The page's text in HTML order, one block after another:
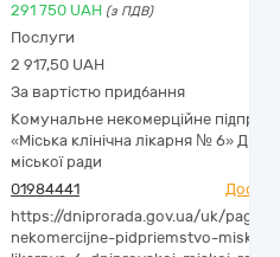
291 750 UAH (з ПДВ)
Послуги
2 917,50 UAH
За вартістю придбання
Комунальне некомерційне
«Міська клінічна лікарня № 6»
міської ради
01984441 Досьє
https://dniprorada.gov.ua/uk/page/
nekomercijne-pidpriemstvo-miska-